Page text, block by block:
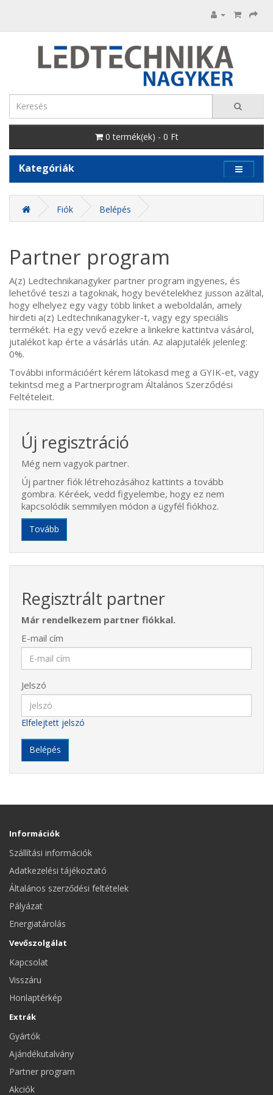
0 termék(ek) - 0 Ft
Kategóriák
Fiók Belépés
Partner program
A(z) Ledtechnikanagyker partner program ingyenes, és
lehetővé teszi a tagoknak, hogy bevételekhez jusson azáltal,
hogy elhelyez egy vagy több linket a weboldalán, amely
hirdeti a(z) Ledtechnikanagyker-t, vagy egy speciális
termékét. Ha egy vevő ezekre a linkekre kattintva vásárol,
jutalékot kap érte a vásárlás után. Az alapjutalék jelenleg:
0%.
További információért kérem látokasd meg a GYIK-et, vagy
tekintsd meg a Partnerprogram Általános Szerződési
Feltételeit.
Új regisztráció
Még nem vagyok partner.
Új partner fiók létrehozásához kattints a tovább
gombra. Kéréek, vedd figyelembe, hogy ez nem
kapcsolódik semmilyen módon a ügyfél fiókhoz.
Tovább
Regisztrált partner
Már rendelkezem partner fiókkal.
E-mail cím
Jelszó
Elfelejtett jelszó
Információk
Szállítási információk
Adatkezelési tájékoztató
Általános szerződési feltételek
Pályázat
Energiatárolás
Vevőszolgálat
Kapcsolat
Visszáru
Honlaptérkép
Extrák
Gyártók
Ajándékutalvány
Partner program
Akciók